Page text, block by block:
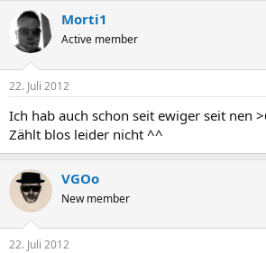
s
t
e
l
l
e
t
e
l
m
Morti1
Active member
22. Juli 2012
Ich hab auch schon seit ewiger seit nen
Zählt blos leider nicht ^^
VGOo
New member
22. Juli 2012